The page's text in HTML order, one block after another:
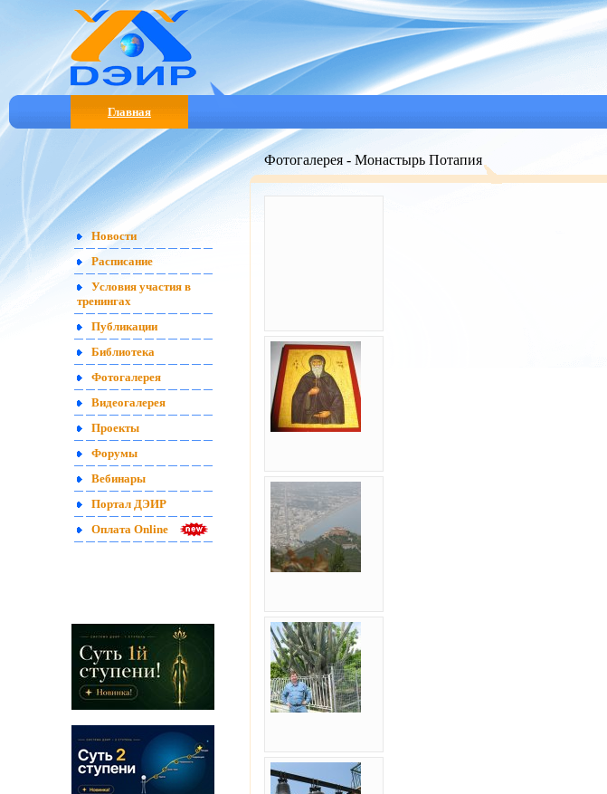
Главная
Новости
Расписание
Условия участия в
тренингах
Публикации
Библиотека
Фотогалерея
Видеогалерея
Проекты
Форумы
Вебинары
Портал ДЭИР
Оплата Online
Фотогалерея - Монастырь Потапия